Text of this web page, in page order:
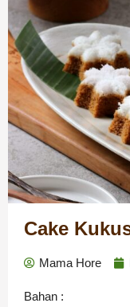
Cake
Mama Hore
Bahan :